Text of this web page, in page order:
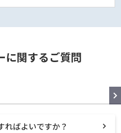
に関するご質問
ればよいですか？